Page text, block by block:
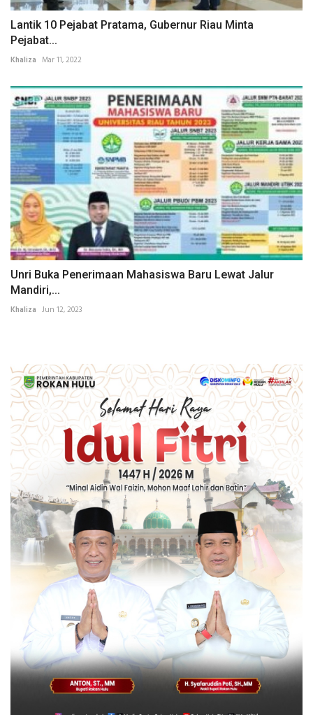
Lantik 10 Pejabat Pratama, Gubernur Riau Minta
Pejabat...
Khaliza Mar 11, 2022
Unri Buka Penerimaan Mahasiswa Baru Lewat Jalur
Mandiri,...
Khaliza Jun 12, 2023